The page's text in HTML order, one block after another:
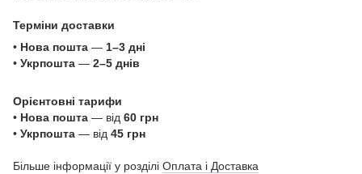
Терміни доставки
• Нова пошта — 1–3 дні
• Укрпошта — 2–5 днів
Орієнтовні тарифи
• Нова пошта — від 60 грн
• Укрпошта — від 45 грн
Більше інформації у розділі Оплата і Доставка